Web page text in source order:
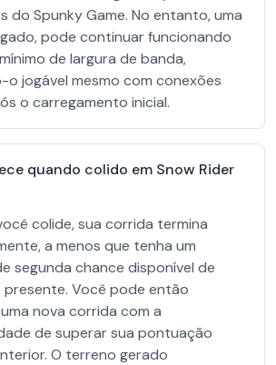
do Spunky Game. No entanto, uma
pode continuar funcionando
de largura de banda,
jogável mesmo com conexões
o carregamento inicial.
quando colido em Snow Rider
colide, sua corrida termina
a menos que tenha um
segunda chance disponível de
presente. Você pode então
nova corrida com a
de superar sua pontuação
O terreno gerado